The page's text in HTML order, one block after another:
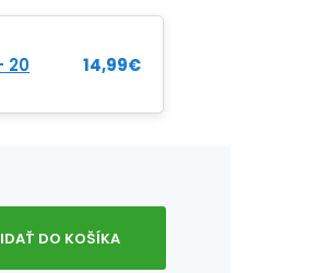
20
14,99€
DO KOŠÍKA